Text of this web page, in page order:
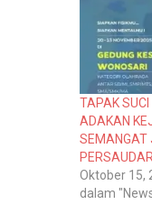
g
i
p
a
d
a
T
w
i
t
t
e
r
(
M
e
g
i
k
a
n
d
i
F
a
c
e
b
o
o
k
(
TAPAK SUCI
ADAKAN
SEMANGAT
Oktober 15,
dalam